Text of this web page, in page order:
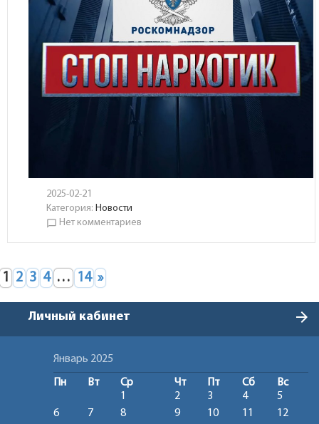
2025-02-21
Категория:Новости
chat_bubble_outline Нет комментариев
1 2 3 4 … 14 »
Личный кабинет arrow_forward
Январь 2025
Пн Вт Ср Чт Пт Сб
Вс
1
2 3 4
5
6
7 8 9 10 11
12